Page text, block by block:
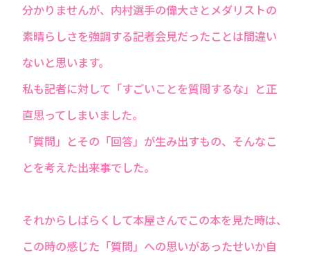
分かりませんが、内村選手の偉大さとメダリストの
素晴らしさを強調する記者会見だったことは間違い
ないと思います。
私も記者に対して「すごいことを質問するな」と正
直思ってしまいました。
「質問」とその「回答」が生み出すもの、そんなこ
とを考えた出来事でした。
それからしばらくして本屋さんでこの本を見た時は、
この時の感じた「質問」への思いがあったせいか自